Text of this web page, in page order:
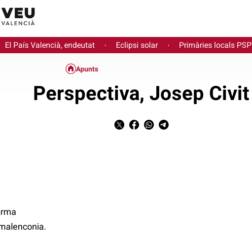
El País Valencià, endeutat · Eclipsi solar · Primàries locals
Apunts
Perspectiva, Josep Civit